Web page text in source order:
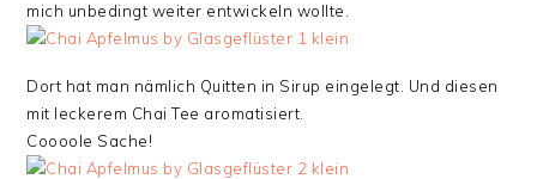
mich unbedingt weiter entwickeln wollte.
Dort hat man nämlich Quitten in Sirup eingelegt. Und diesen
mit leckerem Chai Tee aromatisiert.
Coooole Sache!